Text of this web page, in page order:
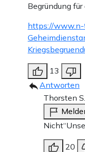
Begründung
https://
13
Antworten
Thorsten S.
20